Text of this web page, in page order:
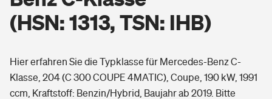
Arbeitsrechtsschutz
Wohngebäudeversicherung
Hausratversicherung
Elementarversicherung
Pri­vate Haft­pflicht­
Gesundheit
(HSN: 1313, TSN: IHB)
Hier erfahren Sie die Typklasse für Mercedes-Benz C-
Klasse, 204 (C 300 COUPE 4MATIC), Coupe, 190 kW, 1991
ccm, Kraftstoff: Benzin/Hybrid, Baujahr ab 2019. Bitte